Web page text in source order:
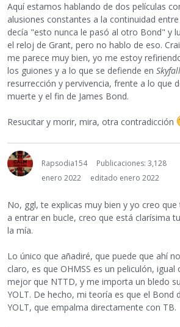
Aquí estamos hablando de dos películas
alusiones constantes a la continuidad entre
decía "esto nunca le pasó al otro Bond" y
el reloj de Grant, pero no hablo de eso.
me parece muy bien, yo me estoy
los guiones y a lo que se defiende en Skyfall
resurrección y pervivencia, frente a lo que
muerte y el fin de James Bond.
Resucitar y morir, mira, otra contradicción
Rapsodia154
Publicaciones: 3,128
enero 2022
editado enero 2022
No, ggl, te explicas muy bien y yo creo que
a entrar en bucle, creo que está clarísima
la mía.
Lo único que añadiré, que puede que ahí
claro, es que OHMSS es un peliculón,
mejor que NTTD, y me importa un bledo
YOLT. De hecho, mi teoría es que el Bond
YOLT, que empalma directamente con TB.